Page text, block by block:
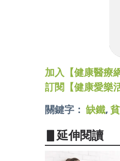
加入【健康醫療
訂閱【健康愛樂
關鍵字： 缺鐵,
▋延伸閱讀